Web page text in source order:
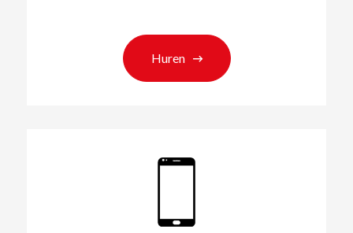
Huren